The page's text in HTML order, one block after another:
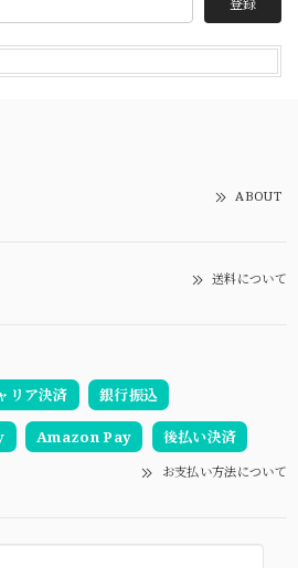
ABOUT
送料について
リア決済 銀行振込
Amazon Pay 後払い決済
お支払い方法について